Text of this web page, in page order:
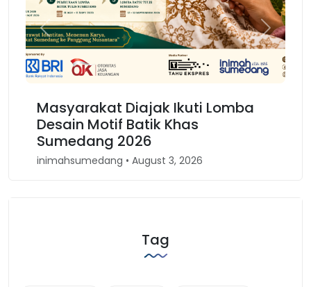
Masyarakat Diajak Ikuti Lomba
Desain Motif Batik Khas
Sumedang 2026
inimahsumedang • August 3, 2026
Previous Next
Tag